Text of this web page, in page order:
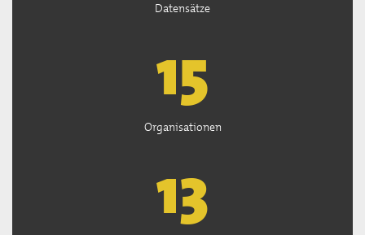
Datensätze
15
Organisationen
13